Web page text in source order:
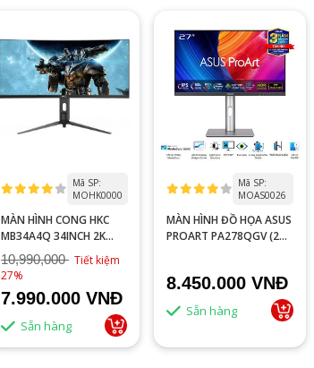
Mã SP:
MOHK0000
MÀN HÌNH CONG HKC
MB34A4Q 34INCH 2K
144HZ 1MS
10,990,000 Tiết kiệm
27%
7.990.000 VNĐ
Sẵn hàng
Mã SP:
MOAS0026
MÀN HÌNH ĐỒ HỌA ASUS
PROART PA278QGV (27
8.450.000 VNĐ
Sẵn hàng